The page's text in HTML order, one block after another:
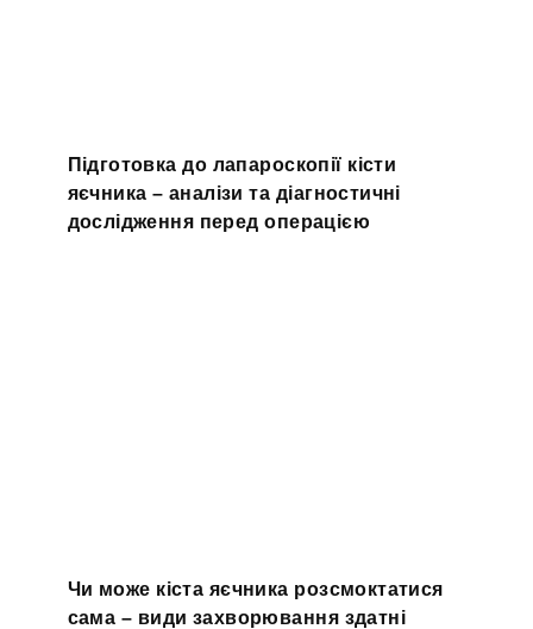
Підготовка до лапароскопії кісти
яєчника – аналізи та діагностичні
дослідження перед операцією
Чи може кіста яєчника розсмоктатися
сама – види захворювання здатні